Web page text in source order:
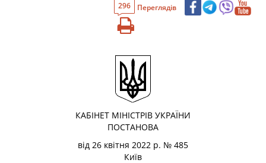
296 Переглядів
КАБІНЕТ МІНІСТРІВ УКРАЇНИ
ПОСТАНОВА
від 26 квітня 2022 р. № 485
Київ